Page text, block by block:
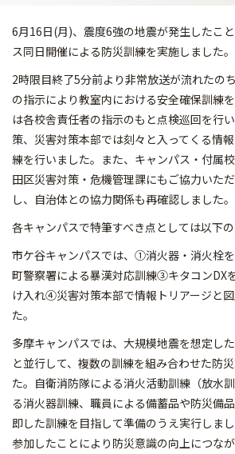
6月16日(月)、震度6強の地震が発生したこ
ス同日開催による防災訓練を実施しました。
2時限目終了5分前より非常放送が流れたの
の指示により教室内における安全確保訓練
は各校舎責任者の指示のもと点検巡回を行
策、災害対策本部では刻々と入ってくる情
練を行いました。また、キャンパス・付属
田区災害対策・危機管理課にもご協力いた
し、自治体との協力関係も再確認しました。
各キャンパスで特筆すべき点としては以下の
市ケ谷キャンパスでは、①消火器・消火栓
町警察署による暴漢対応訓練③キタコンDX
け入れ④災害対策本部で情報トリアージと
た。
多摩キャンパスでは、大規模地震を想定し
と並行して、複数の訓練を組み合わせた防
た。自衛消防隊による消火活動訓練（放水
る消火器訓練、職員による備蓄品や防災備
即した訓練を目指して準備のうえ実行しま
参加したことにより防災意識の向上につな